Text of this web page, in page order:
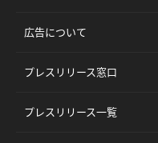
広告について
プレスリリース窓口
プレスリリース一覧